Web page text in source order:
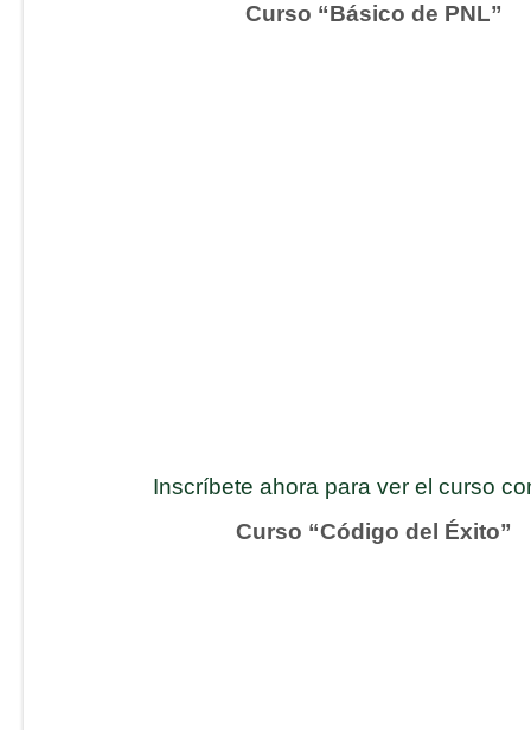
Curso “Básico de PNL”
Inscríbete ahora para ver el curso
Curso “Código del Éxito”